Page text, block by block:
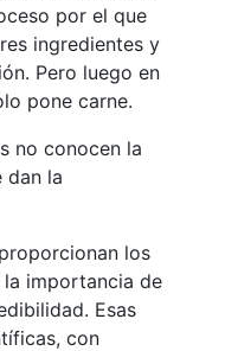
por el que
ingredientes y
Pero luego en
pone carne.
no conocen la
dan la
los
importancia de
Esas
con